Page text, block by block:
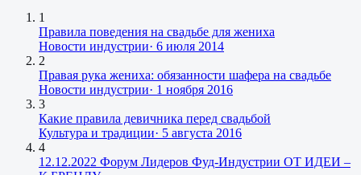
1
Правила поведения на свадьбе для жениха
Новости индустрии· 6 июля 2014
2
Правая рука жениха: обязанности шафера на свадьбе
Новости индустрии· 1 ноября 2016
3
Какие правила девичника перед свадьбой
Культура и традиции· 5 августа 2016
4
12.12.2022 Форум Лидеров Фуд-Индустрии ОТ ИДЕИ –